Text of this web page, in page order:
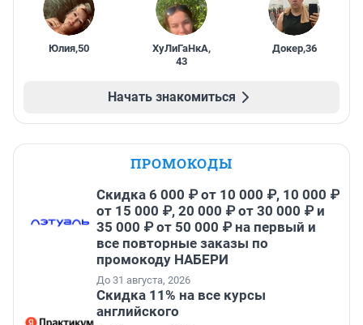
Юлия,50 ХуЛиГаНкА,
43
Докер,36
Начать знакомиться
ПРОМОКОДЫ
Скидка 6 000 ₽ от 10 000 ₽, 10 000 ₽
от 15 000 ₽, 20 000 ₽ от 30 000 ₽ и
35 000 ₽ от 50 000 ₽ на первый и
все повторные заказы по
промокоду НАБЕРИ
До 31 августа, 2026
Скидка 11% на все курсы
английского